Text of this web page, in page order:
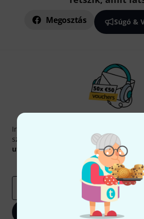
Megosztás Súgó &
Thomann
Iratkozz fel a Thomann angol nyelvű
szerencsével megnyerheted a
50
utalvány
Inspiráló gondolatok
Akciók
Bejelentkezés